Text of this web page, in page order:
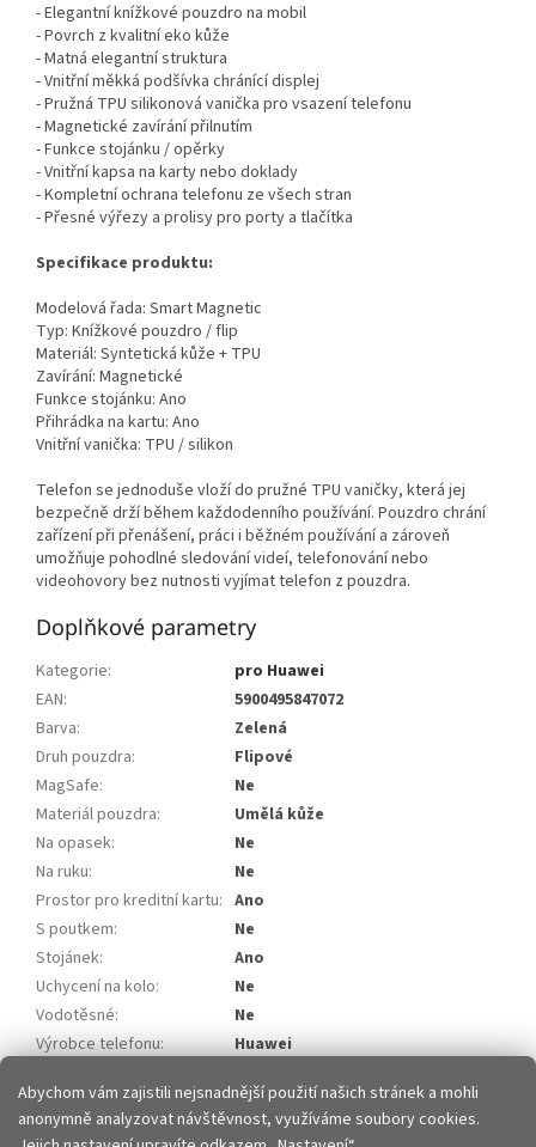
Abychom vám zajistili nejsnadnější použití našich stránek a mohli
anonymně analyzovat návštěvnost, využíváme soubory cookies.
- Elegantní knížkové pouzdro na mobil
- Povrch z kvalitní eko kůže
- Matná elegantní struktura
- Vnitřní měkká podšívka chránící displej
- Pružná TPU silikonová vanička pro vsazení telefonu
- Magnetické zavírání přilnutím
- Funkce stojánku / opěrky
- Vnitřní kapsa na karty nebo doklady
- Kompletní ochrana telefonu ze všech stran
- Přesné výřezy a prolisy pro porty a tlačítka
Specifikace produktu:
Modelová řada: Smart Magnetic
Typ: Knížkové pouzdro / flip
Materiál: Syntetická kůže + TPU
Zavírání: Magnetické
Funkce stojánku: Ano
Přihrádka na kartu: Ano
Vnitřní vanička: TPU / silikon
Telefon se jednoduše vloží do pružné TPU vaničky, která jej
bezpečně drží během každodenního používání. Pouzdro chrání
zařízení při přenášení, práci i běžném používání a zároveň
umožňuje pohodlné sledování videí, telefonování nebo
videohovory bez nutnosti vyjímat telefon z pouzdra.
Doplňkové parametry
Kategorie:
pro Huawei
EAN:
5900495847072
Barva:
Zelená
Druh pouzdra:
Flipové
MagSafe:
Ne
Materiál pouzdra:
Umělá kůže
Na opasek:
Ne
Na ruku:
Ne
Prostor pro kreditní kartu: Ano
S poutkem:
Ne
Stojánek:
Ano
Uchycení na kolo:
Ne
Vodotěsné:
Ne
Výrobce telefonu:
Huawei